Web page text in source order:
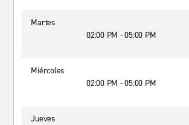
Martes
02:00 PM - 05:00 PM
Miércoles
02:00 PM - 05:00 PM
Jueves